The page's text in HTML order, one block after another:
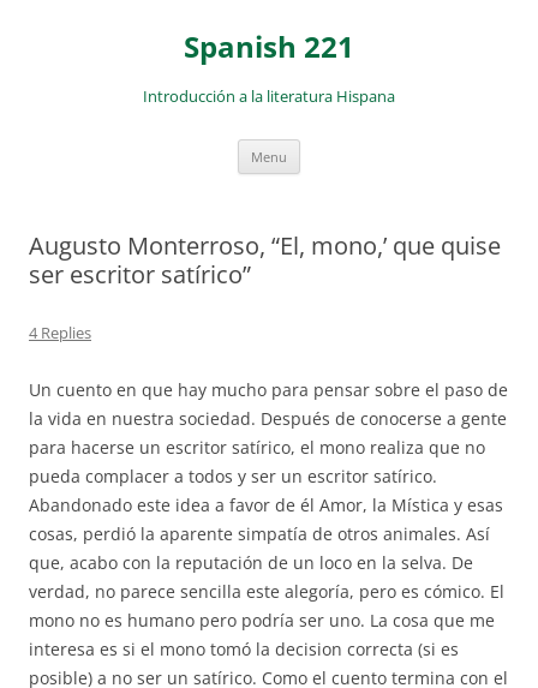
Spanish 221
Introducción a la literatura Hispana
Menu
Augusto Monterroso, “El, mono,’ que quise
ser escritor satírico”
4 Replies
Un cuento en que hay mucho para pensar sobre el paso de
la vida en nuestra sociedad. Después de conocerse a gente
para hacerse un escritor satírico, el mono realiza que no
pueda complacer a todos y ser un escritor satírico.
Abandonado este idea a favor de él Amor, la Mística y esas
cosas, perdió la aparente simpatía de otros animales. Así
que, acabo con la reputación de un loco en la selva. De
verdad, no parece sencilla este alegoría, pero es cómico. El
mono no es humano pero podría ser uno. La cosa que me
interesa es si el mono tomó la decision correcta (si es
posible) a no ser un satírico. Como el cuento termina con el